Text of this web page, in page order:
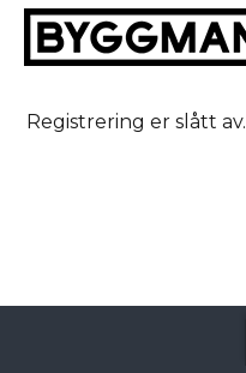
Registrering er slått av.